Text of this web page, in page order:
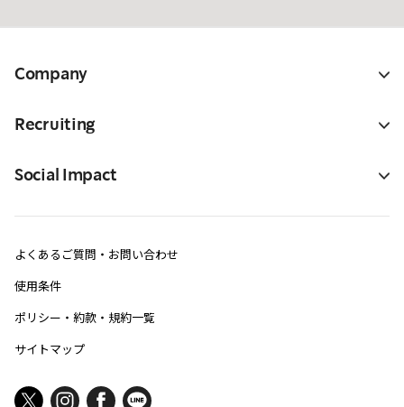
Company
Recruiting
Social Impact
よくあるご質問・お問い合わせ
使用条件
ポリシー・約款・規約一覧
サイトマップ